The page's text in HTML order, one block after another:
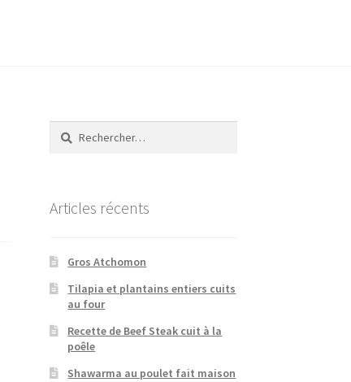
Rechercher :
Articles récents
Gros Atchomon
Tilapia et plantains entiers cuits
au four
Recette de Beef Steak cuit à la
poêle
Shawarma au poulet fait maison